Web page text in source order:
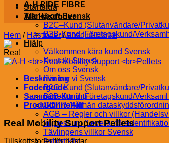
Startsida
Transport Svensk
B2C–Kund (Slutanvändare/
B2B-Kund (Företagskund/
Hjälp
Välkommen kära kund Svensk
Kontakt Svensk
Om oss Svensk
Här bor vi Svensk
B2C–Kund (Slutanvändare/
B2B-Kund (Företagskund/
GDPR (Allmän
AGB – Regler och villkor
Impressum
Tävlingens villkor Svensk
Avbryt köp
A-H RIDE FIBRE
Allt Hästfoder
Hem / Hästfoder /Absolut-Horse
Rea!
Beskrivning
Foderguide
Sammansättning
Produktinnehåll
Real Mobility Support Pellets
Tillskottsfoder för hästar